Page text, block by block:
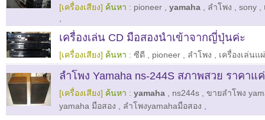
[เครื่องเสียง] ค้นหา : pioneer yamaha ลำโพง sony
เครื่องเล่น CD มือสองนำเข้าจากญี่ปุ่นค่ะ
[เครื่องเสียง] ค้นหา : ซีดี pioneer ลำโพง เครื่องเล่นแ
ลำโพง Yamaha ns-244S สภาพสวย ราคาแค่
[เครื่องเสียง] ค้นหา : yamaha ns244s
ขายลำโพง
yamaha มือสอง
ลําโพงyamahaมือสอง